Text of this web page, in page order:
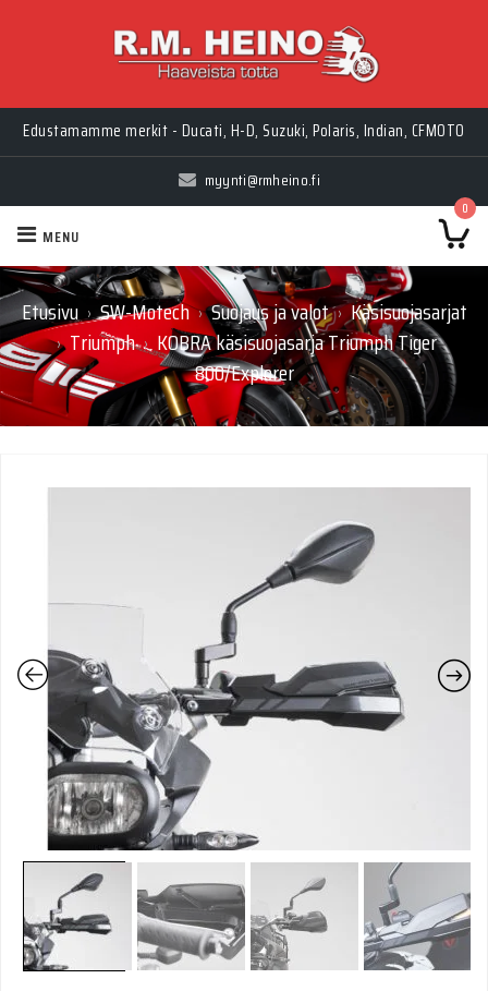
Myynti Ma-Pe 10-18, La 10-14, Huolto Ma-Pe 9-17
Edustamamme merkit - Ducati, H-D, Suzuki, Polaris, Indian, CFMOTO
myynti@rmheino.fi
0
MENU
Etusivu › SW-Motech › Suojaus ja valot › Käsisuojasarjat
› Triumph › KOBRA käsisuojasarja Triumph Tiger
800/Explorer